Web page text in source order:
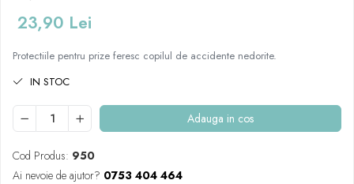
Olite tip scaunel simple
Reductoare moi
Seturi cadite 86 cm
Seturi cadite 92 cm
Suporti anatomici plastic
Mese de infasat Ultra Light 50x70
Tampoane si protectii silicon
pentru san
23,90 Lei
Protectiile pentru prize feresc copilul de accidente nedorite.
IN STOC
Adauga in cos
Cod Produs: 950
Ai nevoie de ajutor? 0753 404 464